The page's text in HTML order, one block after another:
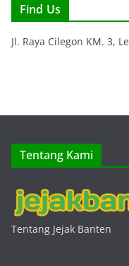
Find Us
Jl. Raya Cilegon KM. 3,
Tentang Kami
Tentang Jejak Banten